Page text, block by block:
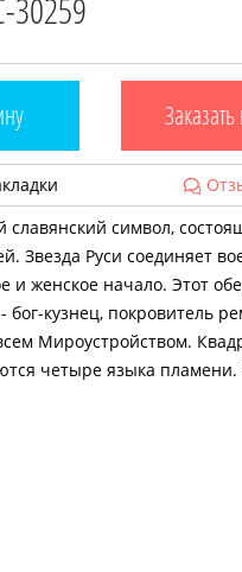
30259
славянский символ,
Звезда Руси соединяет
женское начало. Этот
кузнец, покровитель
Мироустройством.
четыре языка пламени.